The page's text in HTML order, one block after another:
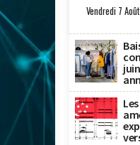
Vendredi 7